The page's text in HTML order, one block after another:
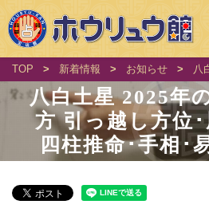
TOP > 新着情報 > お知らせ > 八
八白土星 2025年
方 引っ越し方位
四柱推命･手相･